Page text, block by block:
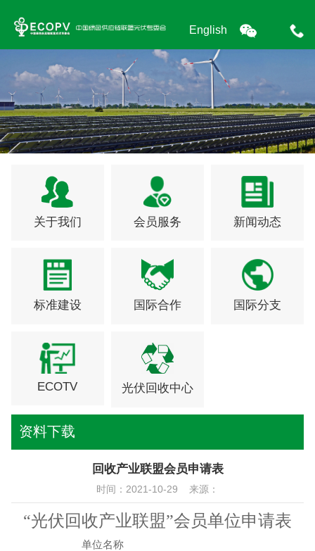
English
关于我们 会员服务 新闻动态
标准建设 国际合作 国际分支
ECOTV 光伏回收中心
资料下载
回收产业联盟会员申请表
时间：2021-10-29 来源：
“光伏回收产业联盟”会员单位申请表
单位名称